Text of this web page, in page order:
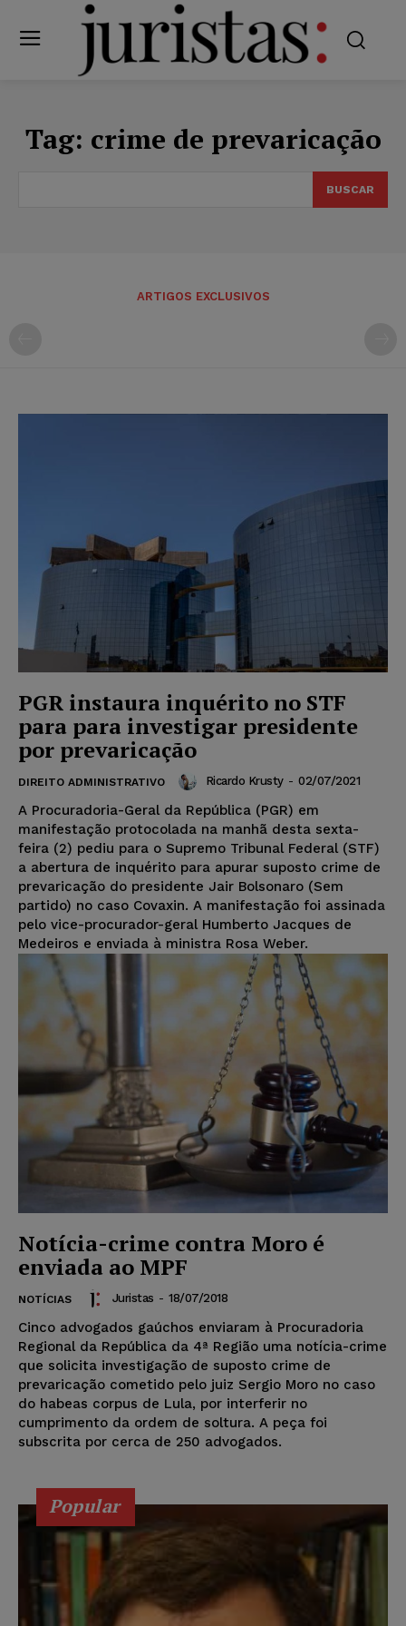
Tag: crime de prevaricação
BUSCAR
ARTIGOS EXCLUSIVOS
PGR instaura inquérito no STF
para para investigar presidente
por prevaricação
DIREITO ADMINISTRATIVO Ricardo Krusty - 02/07/2021
A Procuradoria-Geral da República (PGR) em
manifestação protocolada na manhã desta sexta-
feira (2) pediu para o Supremo Tribunal Federal (STF)
a abertura de inquérito para apurar suposto crime de
prevaricação do presidente Jair Bolsonaro (Sem
partido) no caso Covaxin. A manifestação foi assinada
pelo vice-procurador-geral Humberto Jacques de
Medeiros e enviada à ministra Rosa Weber.
Notícia-crime contra Moro é
enviada ao MPF
NOTÍCIAS Juristas - 18/07/2018
Cinco advogados gaúchos enviaram à Procuradoria
Regional da República da 4ª Região uma notícia-crime
que solicita investigação de suposto crime de
prevaricação cometido pelo juiz Sergio Moro no caso
do habeas corpus de Lula, por interferir no
cumprimento da ordem de soltura. A peça foi
subscrita por cerca de 250 advogados.
Popular